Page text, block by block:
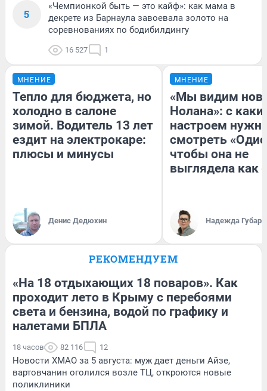
5
«Чемпионкой быть — это кайф»: как мама в
декрете из Барнаула завоевала золото на
соревнованиях по бодибилдингу
16 527 1
МНЕНИЕ
Тепло для бюджета, но
холодно в салоне
зимой. Водитель 13 лет
ездит на электрокаре:
плюсы и минусы
Денис Дедюхин
МНЕНИЕ
«Мы видим
Нолана»: с
настроем
смотреть
чтобы она не
выглядела как
Надежда Губарь
РЕКОМЕНДУЕМ
«На 18 отдыхающих 18 поваров». Как
проходит лето в Крыму с перебоями
света и бензина, водой по графику и
налетами БПЛА
18 часов 82 116 12
Новости ХМАО за 5 августа: муж дает деньги Айзе,
вартовчанин оголился возле ТЦ, откроются новые
поликлиники